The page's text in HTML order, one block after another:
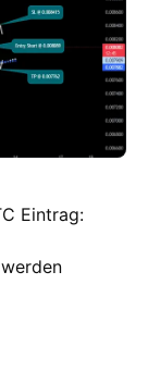
Eintrag:
Der